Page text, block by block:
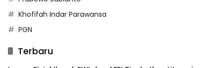
Khofifah Indar Parawansa
PGN
Terbaru